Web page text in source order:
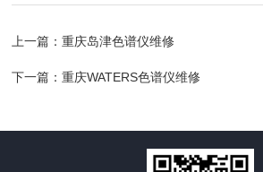
上一篇：重庆岛津色谱仪维修
下一篇：重庆WATERS色谱仪维修